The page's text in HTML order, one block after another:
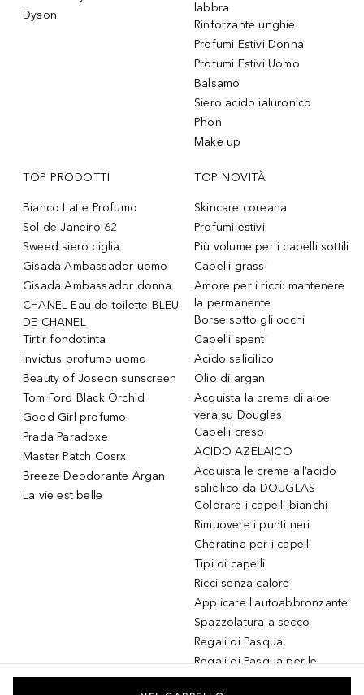
Dyson
labbra
Rinforzante unghie
Profumi Estivi Donna
Profumi Estivi Uomo
Balsamo
Siero acido ialuronico
Phon
Make up
TOP PRODOTTI
Bianco Latte Profumo
Sol de Janeiro 62
Sweed siero ciglia
Gisada Ambassador uomo
Gisada Ambassador donna
CHANEL Eau de toilette BLEU
DE CHANEL
Tirtir fondotinta
Invictus profumo uomo
Beauty of Joseon sunscreen
Tom Ford Black Orchid
Good Girl profumo
Prada Paradoxe
Master Patch Cosrx
Breeze Deodorante Argan
La vie est belle
TOP NOVITÀ
Skincare coreana
Profumi estivi
Più volume per i capelli sottili
Capelli grassi
Amore per i ricci: mantenere
la permanente
Borse sotto gli occhi
Capelli spenti
Acido salicilico
Olio di argan
Acquista la crema di aloe
vera su Douglas
Capelli crespi
ACIDO AZELAICO
Acquista le creme all’acido
salicilico da DOUGLAS
Colorare i capelli bianchi
Rimuovere i punti neri
Cheratina per i capelli
Tipi di capelli
Ricci senza calore
Applicare l'autoabbronzante
Spazzolatura a secco
Regali di Pasqua
Regali di Pasqua per le
donne